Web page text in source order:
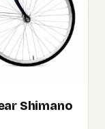
Shimano